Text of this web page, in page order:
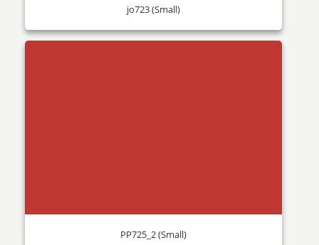
jo723 (Small)
PP725_2 (Small)